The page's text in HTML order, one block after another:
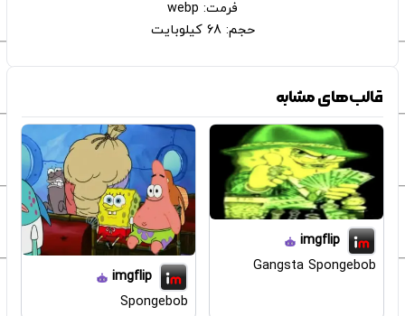
فرمت: webp
حجم: 68 کیلوبایت
قالب‌های مشابه
imgflip
Gangsta Spongebob
imgflip
Spongebob